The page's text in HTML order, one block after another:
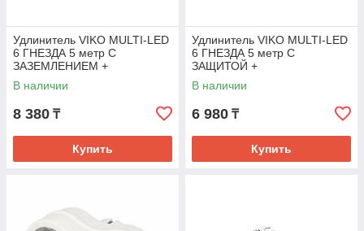
Удлинитель VIKO MULTI-LED
6 ГНЕЗДА 5 метр C
ЗАЗЕМЛЕНИЕМ +
ВЫКЛЮЧАТЕЛЕМ 6X5M
В наличии
8 380 ₸
Купить
Удлинитель VIKO MULTI-LED
6 ГНЕЗДА 5 метр C
ЗАЩИТОЙ +
ВЫКЛЮЧАТЕЛЕМ ЧЕРНЫЙ
6х5M
В наличии
6 980 ₸
Купить